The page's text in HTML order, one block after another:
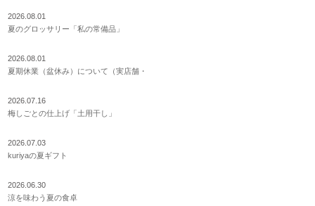
2026.08.01
夏のグロッサリー「私の常備品」
2026.08.01
夏期休業（盆休み）について（実店舗・
2026.07.16
梅しごとの仕上げ「土用干し」
2026.07.03
kuriyaの夏ギフト
2026.06.30
涼を味わう夏の食卓